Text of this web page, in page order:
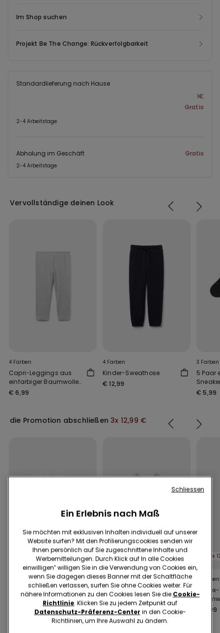
Im Shop suchen
Projekt Be The Change: Rückverfolgbarkeit
Standardlieferung nach Hause
1€
Gratis
2-4 Arbeitstage
Abholung im Geschäft Gratis
2-4 Arbeitstage
Vervollständige deinen Look
4 Farben
Capri-Leggings aus
einfarbiger Baumwolle
für Mädchen
€ 6,99
4 Farben
Kinder-Sweathose
€ 12,99
3 Farben
5 Paar
€ 5,99
die Promotion abschließen3x 12,99 €
3x 12,99 €
8 Farben
Unisex-Basic-
Rundhalsshirt aus 100
% Baumwolle für Kinder
3x 12,99 €
5 Farben
Unisex-Top aus
Baumwolle für Kinder
€ 4,99
3x
5 Farben
€ 4,99
Ein Erlebnis nach Maß
Sie möchten mit exklusiven Inhalten individuell auf unserer
Website surfen? Mit den Profilierungscookies senden wir
Ihnen persönlich auf Sie zugeschnittene Inhalte und
Werbemitteilungen. Durch Klick auf In alle Cookies
einwilligen‟ willigen Sie in die Verwendung von Cookies ein,
wenn Sie dagegen dieses Banner mit der Schaltfläche
schließen verlassen, surfen Sie ohne Cookies weiter. Für
nähere Informationen zu den Cookies lesen Sie die Cookie-
Richtlinie. Klicken Sie zu jedem Zeitpunkt auf
Datenschutz-Präferenz-Center in den Cookie-
Richtlinien, um Ihre Auswahl zu ändern.
Schliessen